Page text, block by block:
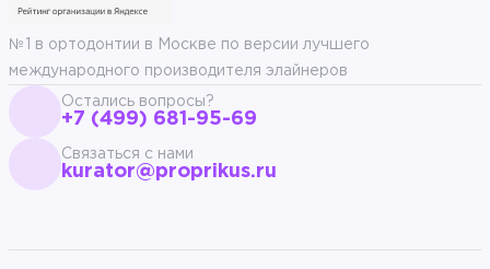
№1 в ортодонтии в Москве по версии лучшего
международного производителя элайнеров
Остались вопросы?
+7 (499) 681-95-69
Связаться с нами
kurator@proprikus.ru